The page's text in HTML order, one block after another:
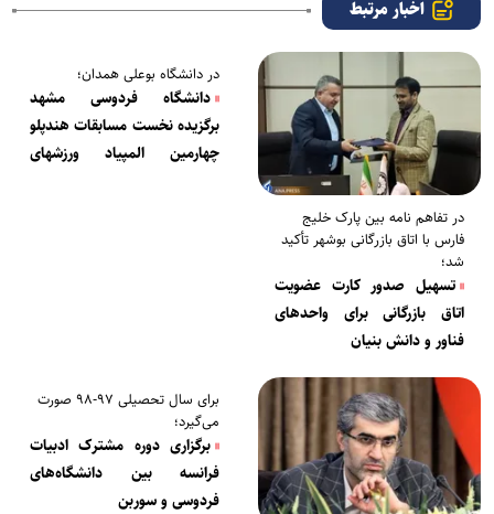
اخبار مرتبط
در تفاهم نامه بین پارک خلیج
فارس با اتاق بازرگانی بوشهر تأکید
شد؛
تسهیل‌ صدور کارت عضویت
اتاق بازرگانی برای واحدهای
فناور و دانش بنیان
در دانشگاه بوعلی همدان؛
دانشگاه فردوسی مشهد
برگزیده نخست مسابقات هندپلو
چهارمین المپیاد ورزشهای
برای سال تحصیلی ۹۷-۹۸ صورت
می‌گیرد؛
برگزاری دوره مشترک ادبیات
فرانسه بین دانشگاه‌های
فردوسی و سوربن